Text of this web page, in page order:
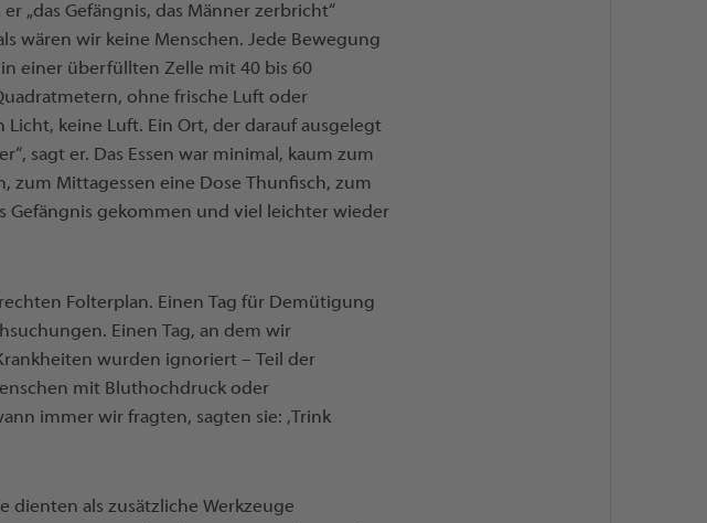
„das Gefängnis, das Männer zerbricht“
wären wir keine Menschen. Jede Bewegung
einer überfüllten Zelle mit 40 bis 60
ohne frische Luft oder
keine Luft. Ein Ort, der darauf ausgelegt
sagt er. Das Essen war minimal, kaum zum
zum Mittagessen eine Dose Thunfisch, zum
Gefängnis gekommen und viel leichter wieder
Folterplan. Einen Tag für Demütigung
Einen Tag, an dem wir
wurden ignoriert – Teil der
mit Bluthochdruck oder
immer wir fragten, sagten sie: ‚Trink
dienten als zusätzliche Werkzeuge